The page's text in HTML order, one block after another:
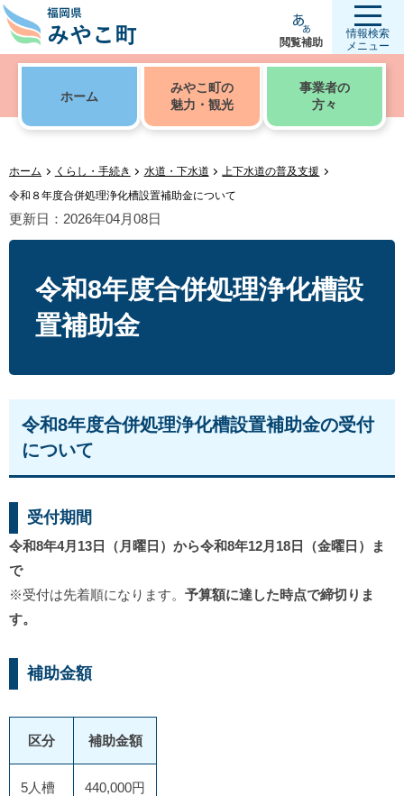
閲覧補助
情報検索
メニュー
ホーム
みやこ町の
魅力・観光
事業者の
方々
ホーム くらし・手続き 水道・下水道
上下水道の普及支援
令和８年度合併処理浄化槽設置補助金について
更新日：2026年04月08日
令和8年度合併処理浄化槽設
置補助金
令和8年度合併処理浄化槽設置補助金の受付
について
受付期間
令和8年4月13日（月曜日）から令和8年12月18日（金曜日）ま
で
※受付は先着順になります。 予算額に達した時点で締切りま
す。
補助金額
区分 補助金額
5人槽 440,000円